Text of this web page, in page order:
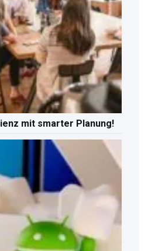
mit smarter Planung!